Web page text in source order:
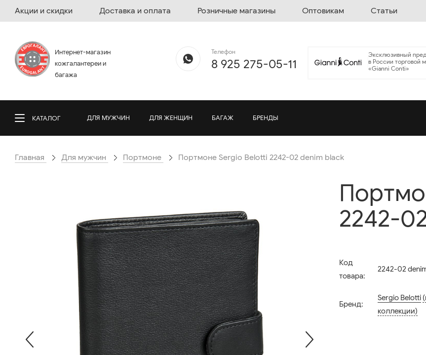
Акции и скидки Доставка и оплата Розничные магазины Оптовикам Статьи
Интернет-магазин
кожгалантереи и
багажа
Телефон
8 925 275-05-11
Эксклюзивный
в России торговой
«Gianni Conti»
КАТАЛОГ ДЛЯ МУЖЧИН ДЛЯ ЖЕНЩИН БАГАЖ БРЕНДЫ
Главная Для мужчин Портмоне Портмоне Sergio Belotti 2242-02 denim black
2242-
Код
товара:
2242-02
Бренд:
Sergio Belotti
коллекции)